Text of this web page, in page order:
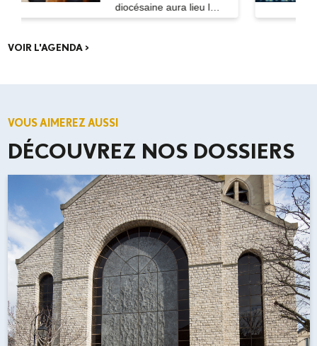
diocésaine aura lieu le
vendredi 18...
VOIR L'AGENDA >
VOUS AIMEREZ AUSSI
DÉCOUVREZ NOS DOSSIERS